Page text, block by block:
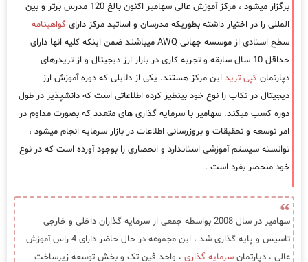
برگزار میشود ، مرکز آموزش عالی سهامیر اکنون بالغ 120 مدرس برتر و بین
المللی را در اختیار داشته بطوریکه مدرسان و اساتید مرکز دارای گواهینامه
سطح استادی از موسسه جهانی AWQ میباشند ضمن اینکه کلیه انها دارای
حداقل 10 سال سابقه و تجربه کاری در بازار ارز دیجیتال و از تریدرهای
دپارتمان کپی ترید این مرکز هستند. یکی از دلایلی که دوره آموزش ارز
دیجیتال در تکاب را نوع خود بینظیر کرده اطلاعاتی است که دانشپذیر در طول
دوره کسب میکند. سهامیر با سرمایه گذاری های متعدد که بصورت مداوم در
امر توسعه و تحقیقات و بروزرسانی اطلاعات در بازار سرمایه انجام میشود ،
توانسته سیستم آموزشی استاندارد و انحصاری را بوجود آورده است که در نوع
خود منحصر بفرد است .
سهامیر در سال 2008 بواسطه جمعی از سرمایه گذاران داخلی و خارجی
تاسیس و پایه گذاری شد ، این مجموعه در حال حاضر دارای 4 راس آموزش
عالی ، دپارتمان سرمایه گذاری ، واحد فین تک و بخش توسعه زیرساخت